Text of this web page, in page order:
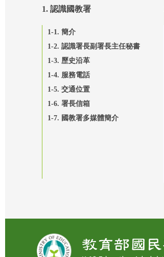
1. 認識國教署
1-1. 簡介
1-2. 認識署長副署長主任秘書
1-3. 歷史沿革
1-4. 服務電話
1-5. 交通位置
1-6. 署長信箱
1-7. 國教署多媒體簡介